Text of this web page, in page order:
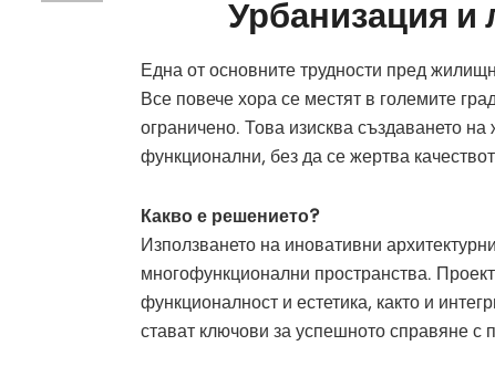
Урбанизация и
Една от основните трудности пред
Все повече хора се местят в големите
ограничено. Това изисква създаването
функционални, без да се жертва
Какво е решението?
Използването на иновативни
многофункционални пространства.
функционалност и естетика, както и
стават ключови за успешното справяне с